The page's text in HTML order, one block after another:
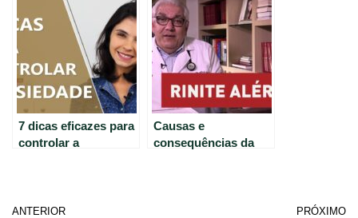
falta de ar. Atenção:
não use sem
orientação médica.
7 dicas eficazes para
controlar a
Causas e
consequências da
ANTERIOR PRÓXIMO